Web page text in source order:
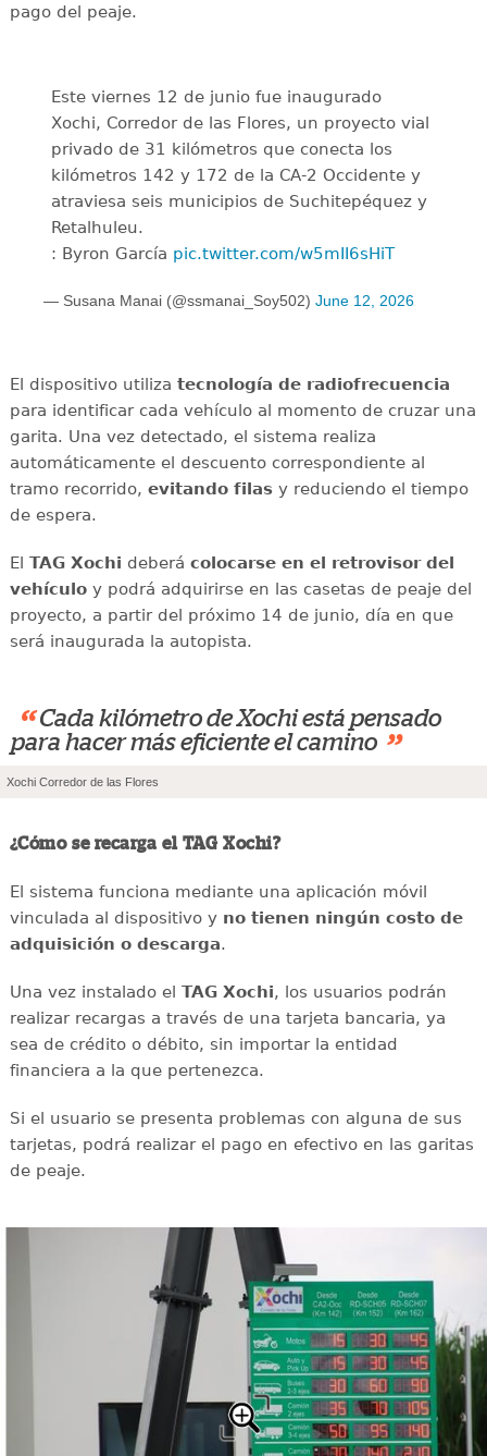
pago del peaje.
Este viernes 12 de junio fue inaugurado
Xochi, Corredor de las Flores, un proyecto vial
privado de 31 kilómetros que conecta los
kilómetros 142 y 172 de la CA-2 Occidente y
atraviesa seis municipios de Suchitepéquez y
Retalhuleu.
: Byron García pic.twitter.com/w5mII6sHiT
— Susana Manai (@ssmanai_Soy502) June 12, 2026
El dispositivo utiliza tecnología de radiofrecuencia
para identificar cada vehículo al momento de cruzar una
garita. Una vez detectado, el sistema realiza
automáticamente el descuento correspondiente al
tramo recorrido, evitando filasy reduciendo el tiempo
de espera.
El TAG Xochi deberá colocarse en el retrovisor del
vehículoy podrá adquirirse en las casetas de peaje del
proyecto, a partir del próximo 14 de junio, día en que
será inaugurada la autopista.
“ Cada kilómetro de Xochi está pensado
para hacer más eficiente el camino ”
Xochi Corredor de las Flores
¿Cómo se recarga el TAG Xochi?
El sistema funciona mediante una aplicación móvil
vinculada al dispositivo y no tienen ningún costo de
adquisición o descarga.
Una vez instalado el TAG Xochi, los usuarios podrán
realizar recargas a través de una tarjeta bancaria, ya
sea de crédito o débito, sin importar la entidad
financiera a la que pertenezca.
Si el usuario se presenta problemas con alguna de sus
tarjetas, podrá realizar el pago en efectivo en las garitas
de peaje.